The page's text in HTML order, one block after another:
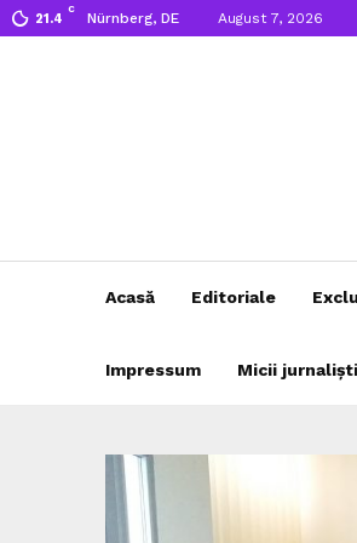
21.4
C
Nürnberg, DE August 7, 2026
Acasă Editoriale
Impressum Micii jurnaliști